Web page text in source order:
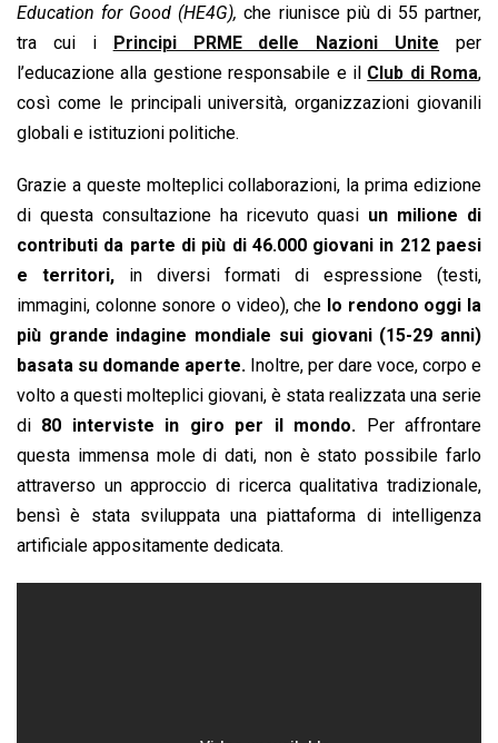
Education for Good (HE4G),che riunisce più di 55 partner,
tra cui i Principi PRME delle Nazioni Unite per
l’educazione alla gestione responsabile e il Club di Roma,
così come le principali università, organizzazioni giovanili
globali e istituzioni politiche.
Grazie a queste molteplici collaborazioni, la prima edizione
di questa consultazione ha ricevuto quasi un milione di
contributi da parte di più di 46.000 giovani in 212 paesi
e territori, in diversi formati di espressione (testi,
immagini, colonne sonore o video), che lo rendono oggi la
più grande indagine mondiale sui giovani (15-29 anni)
basata su domande aperte. Inoltre, per dare voce, corpo e
volto a questi molteplici giovani, è stata realizzata una serie
di 80 interviste in giro per il mondo. Per affrontare
questa immensa mole di dati, non è stato possibile farlo
attraverso un approccio di ricerca qualitativa tradizionale,
bensì è stata sviluppata una piattaforma di intelligenza
artificiale appositamente dedicata.